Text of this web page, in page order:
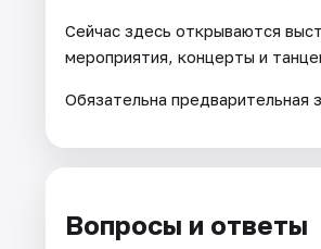
Сейчас здесь открываются
мероприятия, концерты и
Обязательна предварительная
Вопросы и ответы